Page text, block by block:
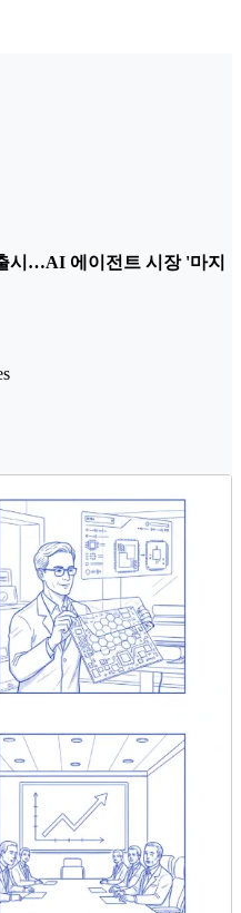
시…AI 에이전트 시장 '마지